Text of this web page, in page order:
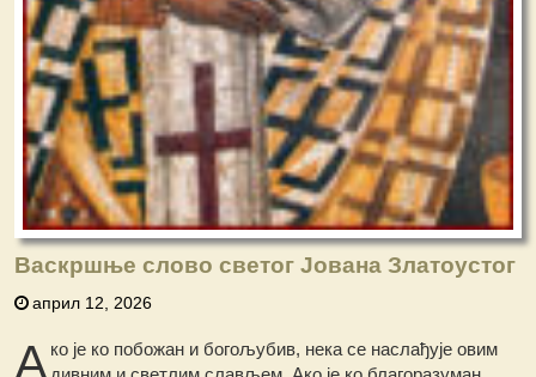
Васкршње слово светог Јована Златоустог
април 12, 2026
Ако је ко побожан и богољубив, нека се наслађује овим